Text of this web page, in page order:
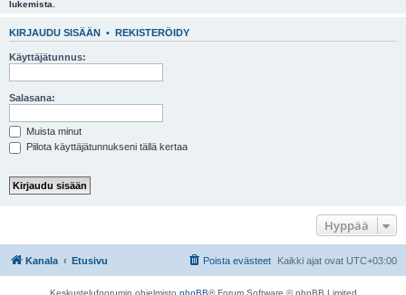
lukemista.
KIRJAUDU SISÄÄN • REKISTERÖIDY
Käyttäjätunnus:
Salasana:
Muista minut
Piilota käyttäjätunnukseni tällä kertaa
Hyppää
Kanala Etusivu Kaikki ajat ovat UTC+03:00
Poista evästeet
Keskustelufoorumin ohjelmisto phpBB® Forum Software © phpBB Limited